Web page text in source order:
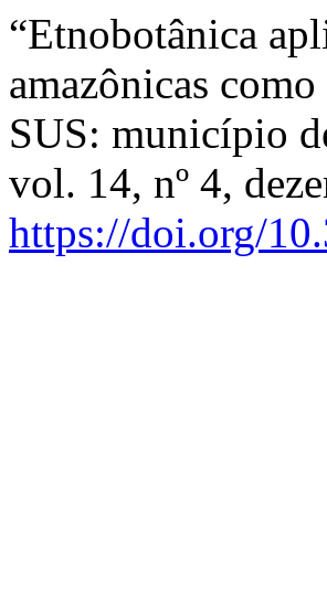
“Etnobotânica
amazônicas
SUS: município
vol. 14, nº 4,
https://doi.org/